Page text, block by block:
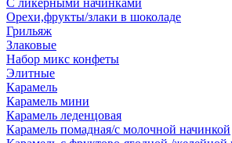
С ликерными начинками
Орехи,фрукты/злаки в шоколаде
Грильяж
Злаковые
Набор микс конфеты
Элитные
Карамель
Карамель мини
Карамель леденцовая
Карамель помадная/с молочной начинкой